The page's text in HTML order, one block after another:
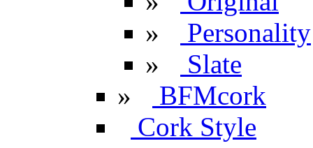
»
Personality
»
Slate
»
BFMcork
Cork Style